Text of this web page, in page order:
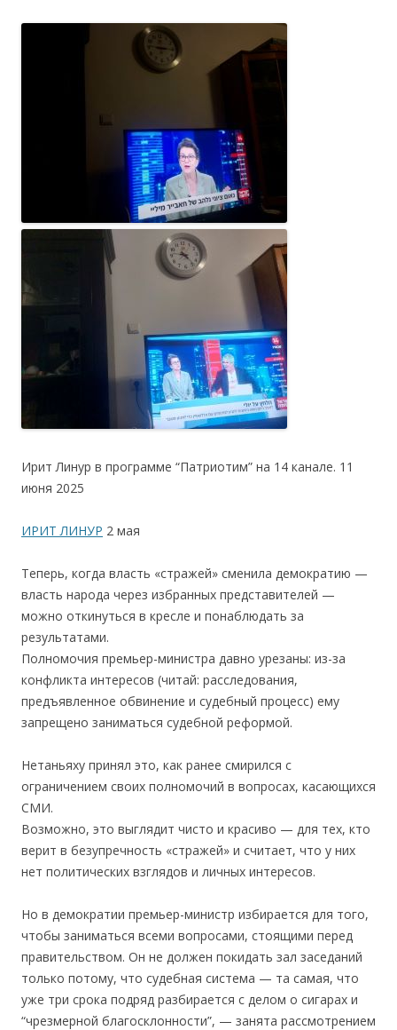
Ирит Линур в программе “Патриотим” на 14 канале. 11
июня 2025
ИРИТ ЛИНУР 2 мая
Теперь, когда власть «стражей» сменила демократию —
власть народа через избранных представителей —
можно откинуться в кресле и понаблюдать за
результатами.
Полномочия премьер-министра давно урезаны: из-за
конфликта интересов (читай: расследования,
предъявленное обвинение и судебный процесс) ему
запрещено заниматься судебной реформой.
Нетаньяху принял это, как ранее смирился с
ограничением своих полномочий в вопросах, касающихся
СМИ.
Возможно, это выглядит чисто и красиво — для тех, кто
верит в безупречность «стражей» и считает, что у них
нет политических взглядов и личных интересов.
Но в демократии премьер-министр избирается для того,
чтобы заниматься всеми вопросами, стоящими перед
правительством. Он не должен покидать зал заседаний
только потому, что судебная система — та самая, что
уже три срока подряд разбирается с делом о сигарах и
“чрезмерной благосклонности”, — занята рассмотрением